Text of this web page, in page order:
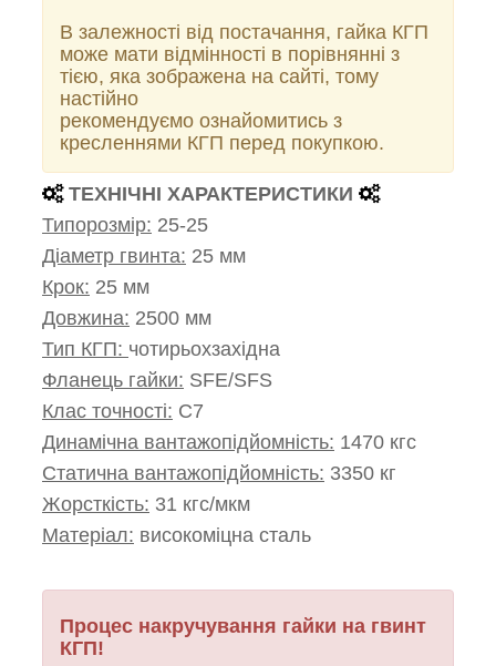
В залежності від постачання, гайка КГП
може мати відмінності в порівнянні з
тією, яка зображена на сайті, тому
настійно
рекомендуємо ознайомитись з
кресленнями КГП перед покупкою.
ТЕХНІЧНІ ХАРАКТЕРИСТИКИ
Типорозмір: 25-25
Діаметр гвинта: 25 мм
Крок: 25 мм
Довжина: 2500 мм
Тип КГП: чотирьохзахідна
Фланець гайки: SFE/SFS
Клас точності: С7
Динамічна вантажопідйомність: 1470 кгс
Статична вантажопідйомність: 3350 кг
Жорсткість: 31 кгс/мкм
Матеріал: високоміцна сталь
Процес накручування гайки на гвинт
КГП!